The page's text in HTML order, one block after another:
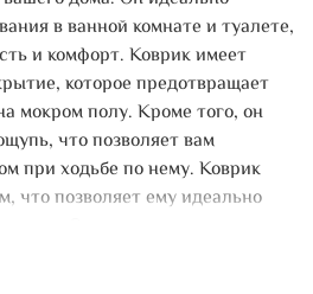
в ванной комнате и туалете,
и комфорт. Коврик имеет
которое предотвращает
мокром полу. Кроме того, он
что позволяет вам
при ходьбе по нему. Коврик
что позволяет ему идеально
Он также легко моется и
ванной и туалета позволяет вам